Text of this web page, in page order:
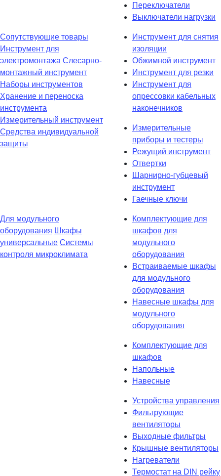
Переключатели
Выключатели нагрузки
Сопутствующие товары
Инструмент для
электромонтажа Слесарно-
монтажный инструмент
Наборы инструментов
Хранение и переноска
инструмента
Измерительный инструмент
Средства индивидуальной
защиты
Инструмент для снятия
изоляции
Обжимной инструмент
Инструмент для резки
Инструмент для
опрессовки кабельных
наконечников
Измерительные
приборы и тестеры
Режущий инструмент
Отвертки
Шарнирно-губцевый
инструмент
Гаечные ключи
Для модульного
оборудования Шкафы
универсальные Системы
контроля микроклимата
Комплектующие для
шкафов для
модульного
оборудования
Встраиваемые шкафы
для модульного
оборудования
Навесные шкафы для
модульного
оборудования
Комплектующие для
шкафов
Напольные
Навесные
Устройства управления
Фильтрующие
вентиляторы
Выходные фильтры
Крышные вентиляторы
Нагреватели
Термостат на DIN рейку